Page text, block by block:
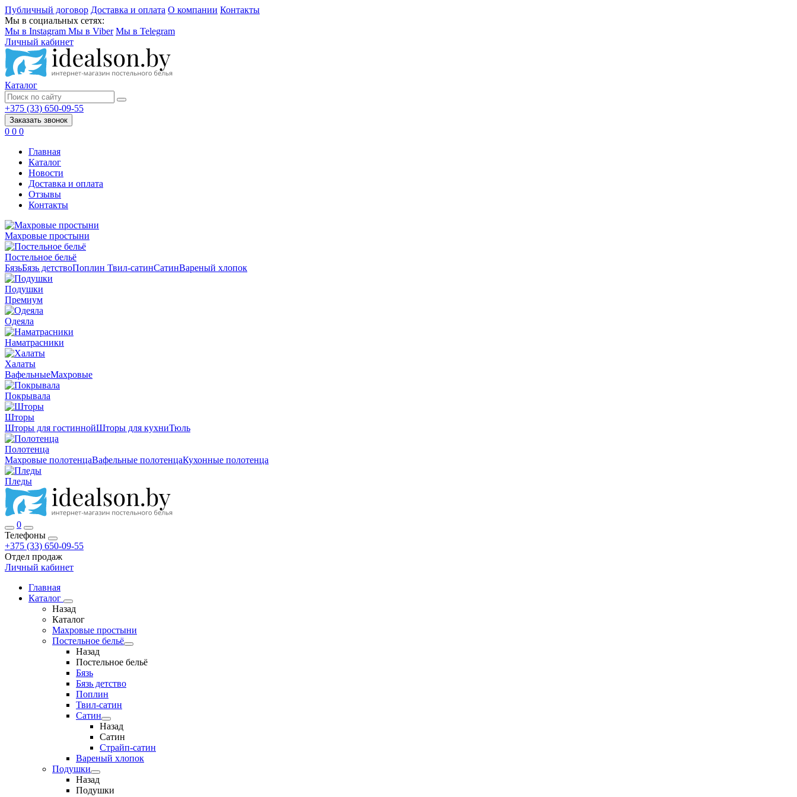
Публичный договор Доставка и оплата О компании Контакты
Мы в социальных сетях:
Мы в Instagram Мы в Viber Мы в Telegram
Личный кабинет
Каталог
+375 (33) 650-09-55
Заказать звонок
0 0 0
Главная
Каталог
Новости
Доставка и оплата
Отзывы
Контакты
Махровые простыни
Постельное бельё
БязьБязь детствоПоплин Твил-сатинСатинВареный хлопок
Подушки
Премиум
Одеяла
Наматрасники
Халаты
ВафельныеМахровые
Покрывала
Шторы
Шторы для гостиннойШторы для кухниТюль
Полотенца
Махровые полотенцаВафельные полотенцаКухонные полотенца
Пледы
0
Телефоны
+375 (33) 650-09-55
Отдел продаж
Личный кабинет
Главная
Каталог
Назад
Каталог
Махровые простыни
Постельное бельё
Назад
Постельное бельё
Бязь
Бязь детство
Поплин
Твил-сатин
Сатин
Назад
Сатин
Страйп-сатин
Вареный хлопок
Подушки
Назад
Подушки